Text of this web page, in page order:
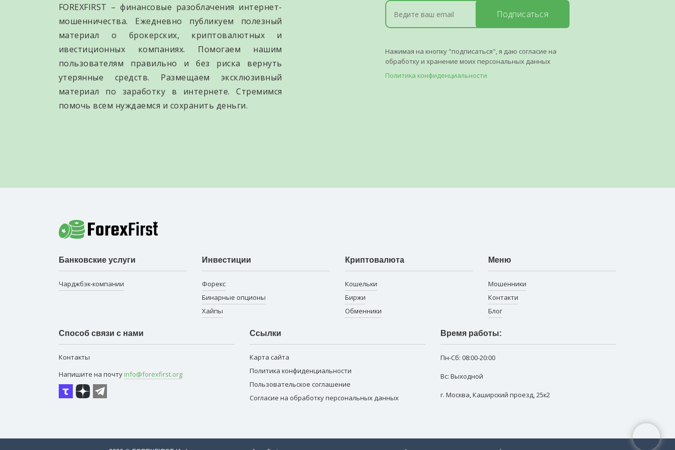
FOREXFIRST – финансовые разоблачения интернет-
мошенничества. Ежедневно публикуем полезный
материал о брокерских, криптовалютных и
ивестиционных компаниях. Помогаем нашим
пользователям правильно и без риска вернуть
утерянные средств. Размещаем эксклюзивный
материал по заработку в интернете. Стремимся
помочь всем нуждаемся и сохранить деньги.
Подписаться
Нажимая на кнопку "подписаться", я даю согласие на
обработку и хранение моих персональных данных
Политика конфиденциальности
Банковские услуги
Чарджбэк-компании
Инвестиции
Форекс
Бинарные опционы
Хайпы
Криптовалюта
Кошельки
Биржи
Обменники
Меню
Мошенники
Контакти
Блог
Способ связи с нами
Контакты
Напишите на почту info@forexfirst.org
Ссылки
Карта сайта
Политика конфиденциальности
Пользовательское соглашение
Согласие на обработку персональных данных
Время работы:
Пн-Сб: 08:00-20:00
Вс: Выходной
г. Москва,Каширский проезд, 25к2